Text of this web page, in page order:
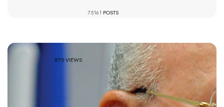
75161 POSTS
875 VIEWS